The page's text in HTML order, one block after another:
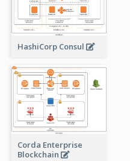
HashiCorp Consul
Corda Enterprise
Blockchain